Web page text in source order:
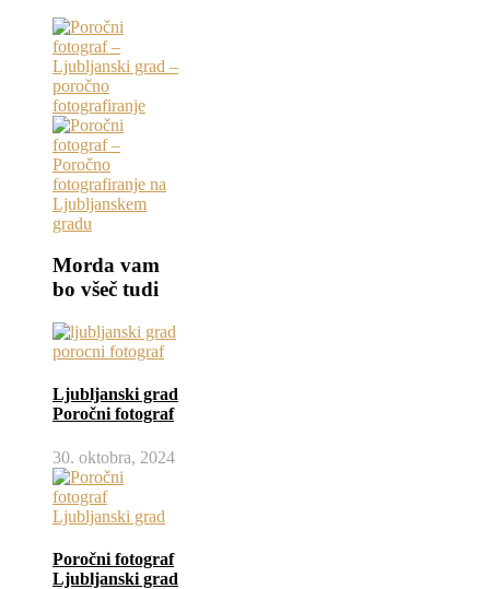
Morda vam
bo všeč tudi
Ljubljanski grad
Poročni fotograf
30. oktobra, 2024
Poročni fotograf
Ljubljanski grad